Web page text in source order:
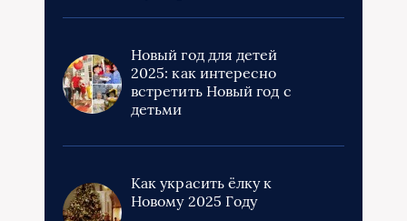
Новый год для детей
2025: как интересно
встретить Новый год с
детьми
Как украсить ёлку к
Новому 2025 Году